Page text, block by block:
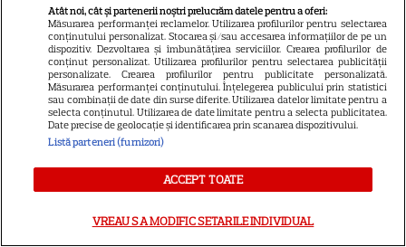
udăm plantele
ALTE ARTICOLE
INTERESANTE
Atât noi, cât și partenerii noștri prelucrăm datele pentru a oferi:
Măsurarea performanței reclamelor. Utilizarea profilurilor pentru selectarea
conținutului personalizat. Stocarea și/sau accesarea informațiilor de pe un
dispozitiv. Dezvoltarea și îmbunătățirea serviciilor. Crearea profilurilor de
conținut personalizat. Utilizarea profilurilor pentru selectarea publicității
personalizate. Crearea profilurilor pentru publicitate personalizată.
Măsurarea performanței conținutului. Înțelegerea publicului prin statistici
sau combinații de date din surse diferite. Utilizarea datelor limitate pentru a
selecta conținutul. Utilizarea de date limitate pentru a selecta publicitatea.
Date precise de geolocație și identificarea prin scanarea dispozitivului.
Listă parteneri (furnizori)
ACCEPT TOATE
VREAU SA MODIFIC SETARILE INDIVIDUAL